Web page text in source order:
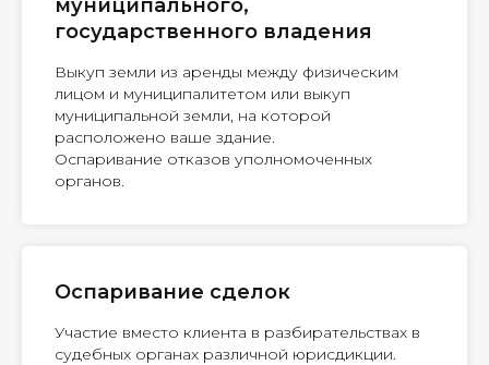
муниципального,
государственного владения
Выкуп земли из аренды между физическим
лицом и муниципалитетом или выкуп
муниципальной земли, на которой
расположено ваше здание.
Оспаривание отказов уполномоченных
органов.
Оспаривание сделок
Участие вместо клиента в разбирательствах в
судебных органах различной юрисдикции.